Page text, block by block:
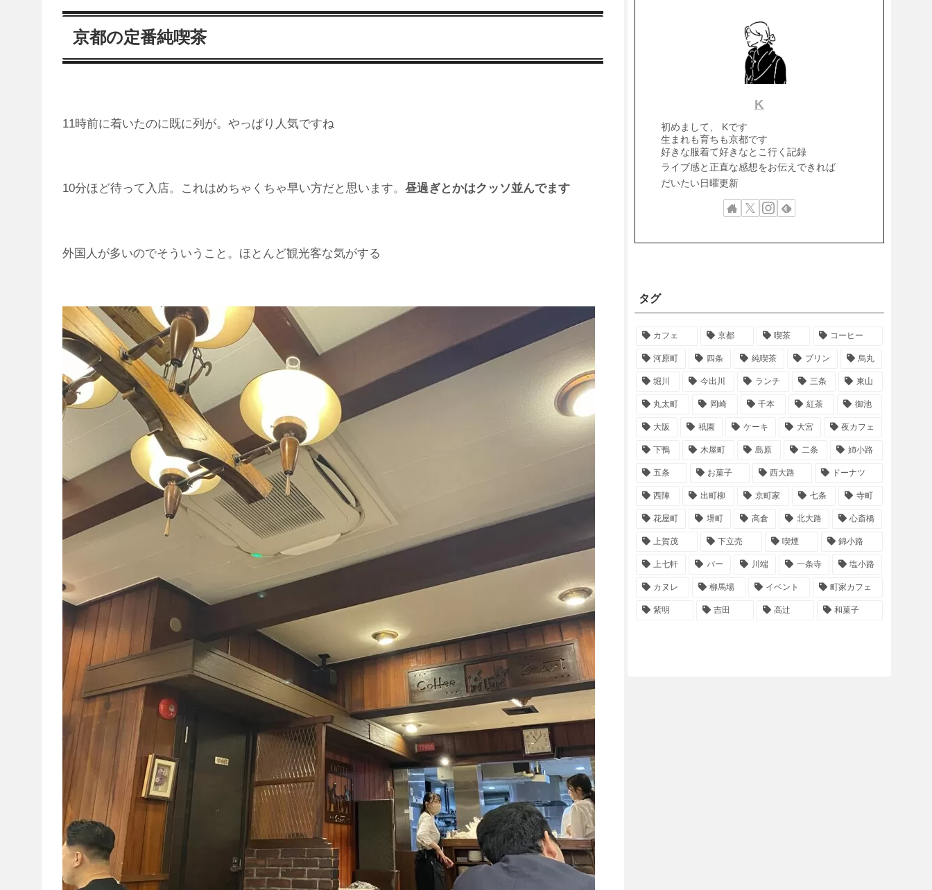
京都の定番純喫茶
11時前に着いたのに既に列が。やっぱり人気ですね
10分ほど待って入店。これはめちゃくちゃ早い方だと思います。 昼過ぎとかはクッソ並んでます
外国人が多いのでそういうこと。ほとんど観光客な気がする
K
初めまして、 Kです
生まれも育ちも京都です
好きな服着て好きなとこ行く記録
ライブ感と正直な感想をお伝えできれば
だいたい日曜更新
タグ
カフェ 京都 喫茶 コーヒー
河原町 四条 純喫茶 プリン 烏丸
堀川 今出川 ランチ 三条 東山
丸太町 岡崎 千本 紅茶 御池
大阪 祇園 ケーキ 大宮 夜カフェ
下鴨 木屋町 島原 二条 姉小路
五条 お菓子 西大路 ドーナツ
西陣 出町柳 京町家 七条 寺町
花屋町 堺町 高倉 北大路 心斎橋
上賀茂 下立売 喫煙 錦小路
上七軒 バー 川端 一条寺 塩小路
カヌレ 柳馬場 イベント 町家カフェ
紫明 吉田 高辻 和菓子